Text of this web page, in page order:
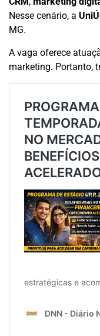
Nesse cenário, a
MG.
A vaga oferece
marketing. Portanto,